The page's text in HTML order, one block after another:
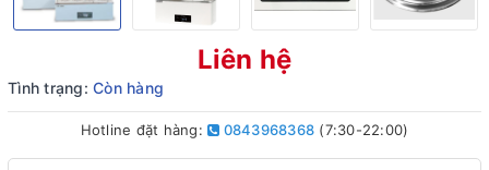
Liên hệ
Tình trạng: Còn hàng
Hotline đặt hàng: 0843968368 (7:30-22:00)